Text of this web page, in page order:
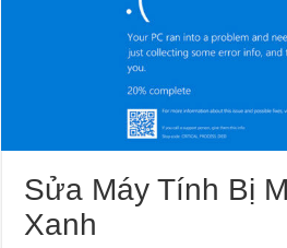
Sửa Máy Tính Bị
Xanh